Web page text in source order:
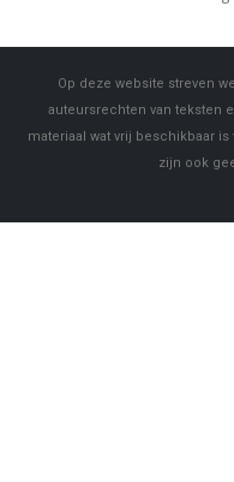
Op deze website streven
auteursrechten van teksten
materiaal wat vrij beschikbaar
zijn ook